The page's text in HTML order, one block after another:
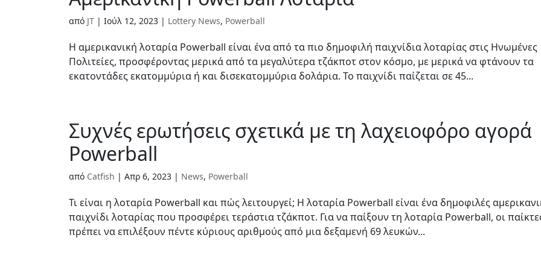
από JT | Ιούλ 12, 2023 | Lottery News, Powerball
Η αμερικανική λοταρία Powerball είναι ένα από τα πιο δημοφιλή παιχνίδια λοταρίας στις Ηνωμένες
Πολιτείες, προσφέροντας μερικά από τα μεγαλύτερα τζάκποτ στον κόσμο, με μερικά να φτάνουν τα
εκατοντάδες εκατομμύρια ή και δισεκατομμύρια δολάρια. Το παιχνίδι παίζεται σε 45...
Συχνές ερωτήσεις σχετικά με τη λαχειοφόρο αγορά
Powerball
από Catfish | Απρ 6, 2023 | News, Powerball
Τι είναι η λοταρία Powerball και πώς λειτουργεί; Η λοταρία Powerball είναι ένα δημοφιλές
παιχνίδι λοταρίας που προσφέρει τεράστια τζάκποτ. Για να παίξουν τη λοταρία Powerball, οι
πρέπει να επιλέξουν πέντε κύριους αριθμούς από μια δεξαμενή 69 λευκών...